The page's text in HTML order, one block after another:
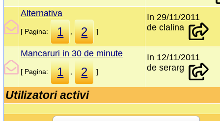
Alternativa
[ Pagina: 1 2 ]
In 29/11/2011
de clalina
Mancaruri in 30 de minute
[ Pagina: 1 2 ]
In 12/11/2011
de serarg
Utilizatori activi